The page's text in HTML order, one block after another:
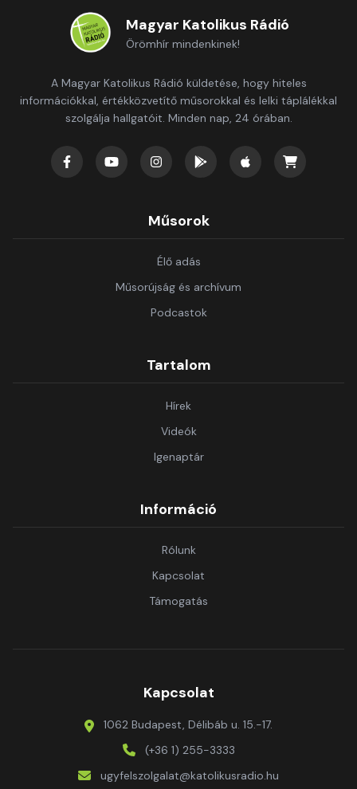
Magyar Katolikus Rádió
Örömhír mindenkinek!
A Magyar Katolikus Rádió küldetése, hogy hiteles
információkkal, értékközvetítő műsorokkal és lelki táplálékkal
szolgálja hallgatóit. Minden nap, 24 órában.
Műsorok
Élő adás
Műsorújság és archívum
Podcastok
Tartalom
Hírek
Videók
Igenaptár
Információ
Rólunk
Kapcsolat
Támogatás
Kapcsolat
1062 Budapest, Délibáb u. 15.-17.
(+36 1) 255-3333
ugyfelszolgalat@katolikusradio.hu